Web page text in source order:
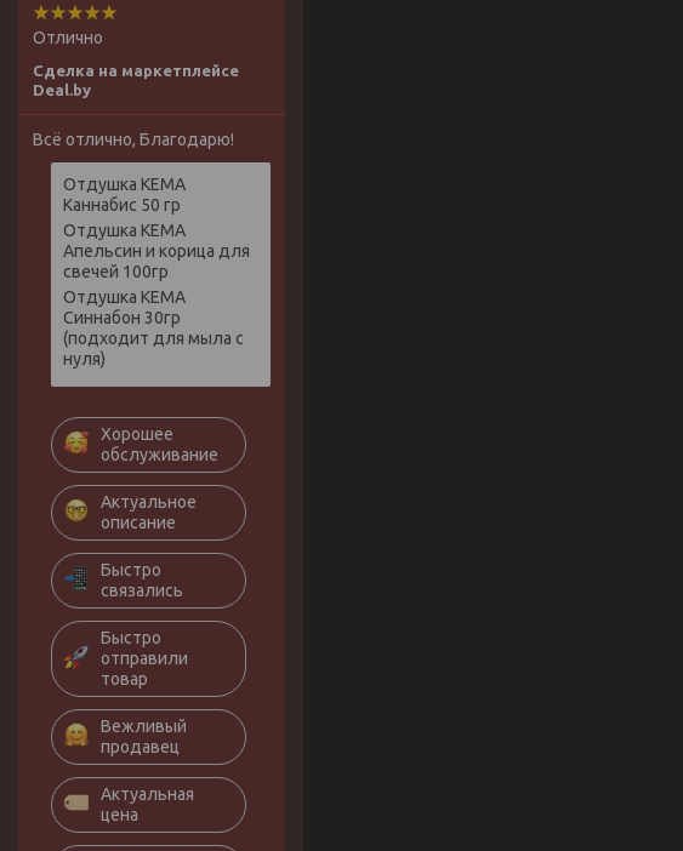
Отлично
Сделка на маркетплейсе
Deal.by
Всё отлично, Благодарю!
Отдушка КЕМА
Каннабис 50 гр
Отдушка КЕМА
Апельсин и корица для
свечей 100гр
Отдушка КЕМА
Синнабон 30гр
(подходит для мыла с
нуля)
Хорошее
обслуживание
Актуальное
описание
Быстро
связались
Быстро
отправили
товар
Вежливый
продавец
Актуальная
цена